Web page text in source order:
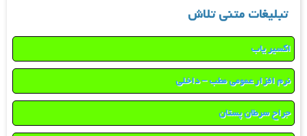
تبلیغات متنی تلاش
اکسیر یاب
نرم افزار عمومی مطب – داخلی
جراح سرطان پستان